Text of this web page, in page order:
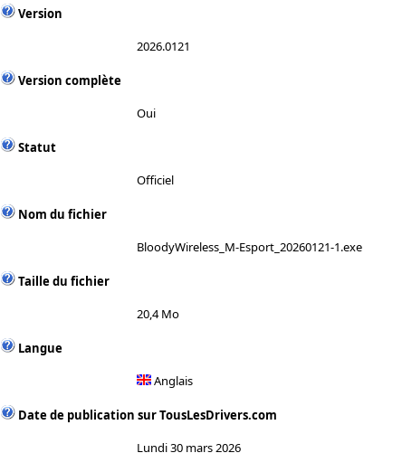
Version
2026.0121
Version complète
Oui
Statut
Officiel
Nom du fichier
BloodyWireless_M-Esport_20260121-1.exe
Taille du fichier
20,4 Mo
Langue
Anglais
Date de publication sur TousLesDrivers.com
Lundi 30 mars 2026